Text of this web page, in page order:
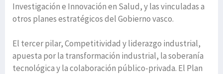
Investigación e Innovación en Salud, y las vinculadas a
otros planes estratégicos del Gobierno vasco.
El tercer pilar, Competitividad y liderazgo industrial,
apuesta por la transformación industrial, la soberanía
tecnológica y la colaboración público-privada. El Plan